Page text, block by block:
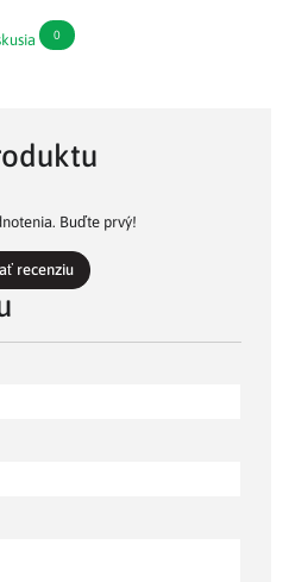
0
Buďte prvý!
recenziu